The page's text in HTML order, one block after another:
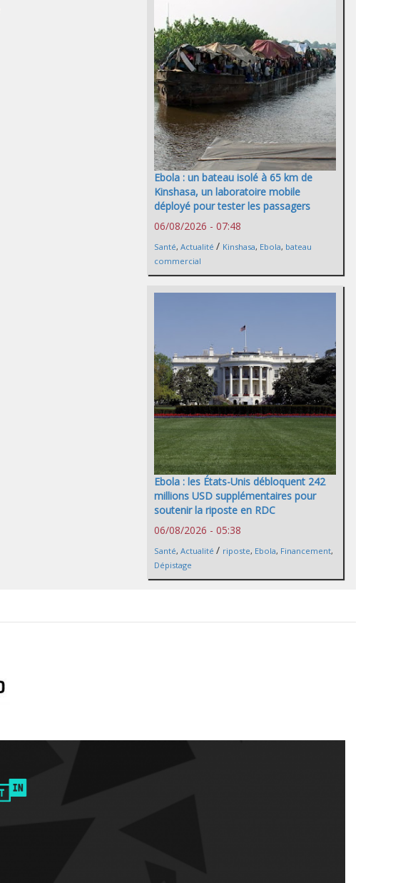
Ebola : un bateau isolé à 65 km de
Kinshasa, un laboratoire mobile
déployé pour tester les passagers
06/08/2026 - 07:48
Santé, Actualité / Kinshasa, Ebola, bateau
commercial
Ebola : les États-Unis débloquent 242
millions USD supplémentaires pour
soutenir la riposte en RDC
06/08/2026 - 05:38
Santé, Actualité / riposte, Ebola, Financement,
Dépistage